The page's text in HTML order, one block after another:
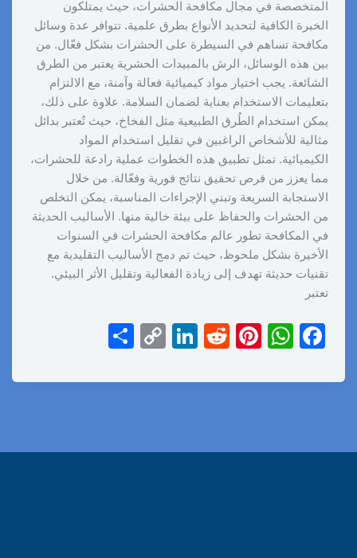
المتخصصة في مجال مكافحة الحشرات، حيث يمتلكون
الخبرة الكافية لتحديد الأنواع بطرق علمية. تتوافر عدة وسائل
مكافحة تساهم في السيطرة على الحشرات بشكل فعّال. من
بين هذه الوسائل، الرش بالمبيدات الحشرية يعتبر من الطرق
الشائعة. يجب اختيار مواد كيميائية فعالة وآمنة، مع الالتزام
بتعليمات الاستخدام بعناية لضمان السلامة. علاوة على ذلك،
يمكن استخدام الطُرق الطبيعية مثل الفخاخ، حيث تُعتبر بدائل
مثالية للأشخاص الراغبين في تقليل استخدام المواد
الكيميائية. تمثل تطبيق هذه الخطوات عملية رادعة للحشرات،
مما يعزز من فرص تحقيق نتائج فورية وفعّالة. من خلال
الاستجابة السريعة وتبني الإجراءات المناسبة، يمكن التخلص
من الحشرات والحفاظ على بيئة خالية منها. الأساليب الحديثة
في المكافحة تطور عالم مكافحة الحشرات في السنوات
الأخيرة بشكل ملحوظ، حيث تم دمج الأساليب التقليدية مع
تقنيات حديثة تهدف إلى زيادة الفعالية وتقليل الأثر البيئي.
تعتبر
F
c
W
at
Pi
er
R
d
Li
k
C
p
ar